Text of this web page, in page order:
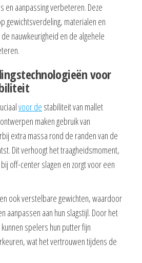
aanpassing verbeteren. Deze
gewichtsverdeling, materialen en
nauwkeurigheid en de algehele
voor
voor de stabiliteit van mallet
maken gebruik van
extra massa rond de randen van de
Dit verhoogt het traagheidsmoment,
off-center slagen en zorgt voor een
ook verstelbare gewichten, waardoor
aanpassen aan hun slagstijl. Door het
spelers hun putter fijn
wat het vertrouwen tijdens de